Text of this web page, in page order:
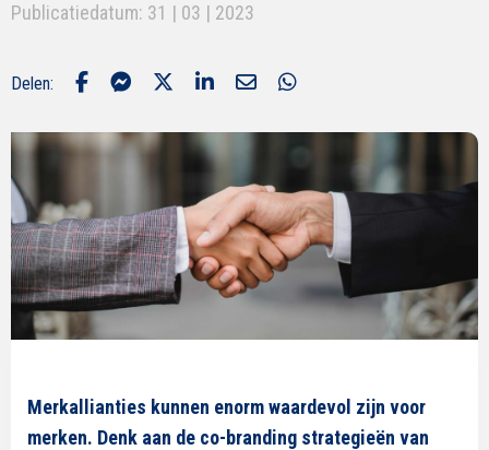
Publicatiedatum: 31 | 03 | 2023
Delen:
Merkallianties kunnen enorm waardevol zijn voor
merken. Denk aan de co-branding strategieën van